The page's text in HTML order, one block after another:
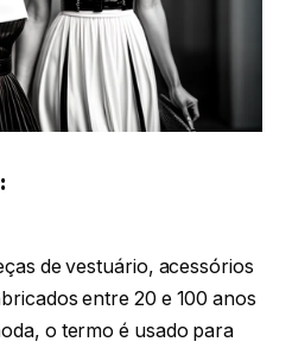
de vestuário, acessórios
entre 20 e 100 anos
o termo é usado para